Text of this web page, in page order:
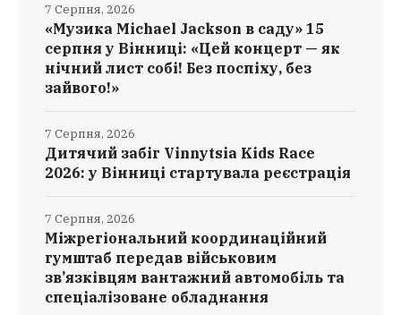
«Музика Michael Jackson в саду» 15
серпня у Вінниці: «Цей концерт — як
нічний лист собі! Без поспіху, без
зайвого!»
7 Серпня, 2026
Дитячий забіг Vinnytsia Kids Race
2026: у Вінниці стартувала реєстрація
7 Серпня, 2026
Міжрегіональний координаційний
гумштаб передав військовим
зв’язківцям вантажний автомобіль та
спеціалізоване обладнання
7 Серпня, 2026